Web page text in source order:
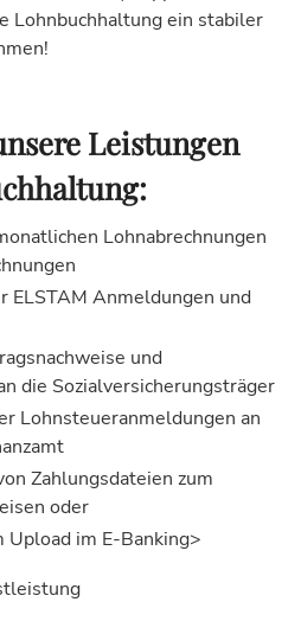
Lohnbuchhaltung ein stabiler
Leistungen
Lohnabrechnungen
ELSTAM Anmeldungen und
und
die Sozialversicherungsträger
Lohnsteueranmeldungen an
Zahlungsdateien zum
oder
Upload im E-Banking>